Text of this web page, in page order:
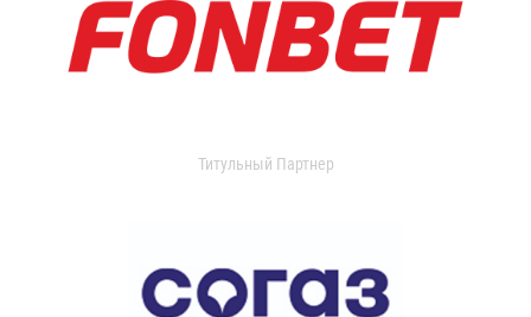
Титульный Партнер